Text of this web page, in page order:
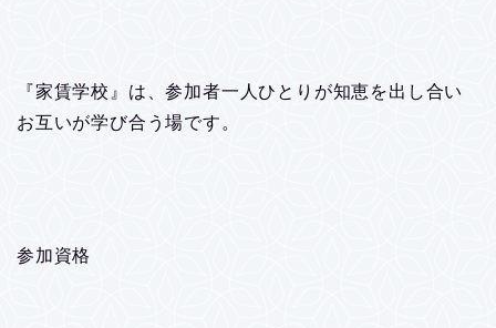
『家賃学校』は、参加者一人ひとりが知恵を出し合い
お互いが学び合う場です。
参加資格